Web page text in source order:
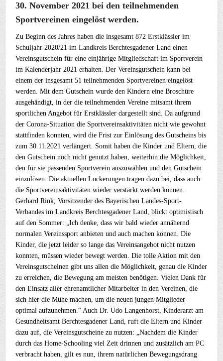
30. November 2021 bei den teilnehmenden
Sportvereinen eingelöst werden.
Zu Beginn des Jahres haben die insgesamt 872 Erstklässler im
Schuljahr 2020/21 im Landkreis Berchtesgadener Land einen
Vereinsgutschein für eine einjährige Mitgliedschaft im Sportverein
im Kalenderjahr 2021 erhalten. Der Vereinsgutschein kann bei
einem der insgesamt 51 teilnehmenden Sportvereinen eingelöst
werden. Mit dem Gutschein wurde den Kindern eine Broschüre
ausgehändigt, in der die teilnehmenden Vereine mitsamt ihrem
sportlichen Angebot für Erstklässler dargestellt sind. Da aufgrund
der Corona-Situation die Sportvereinsaktivitäten nicht wie gewohnt
stattfinden konnten, wird die Frist zur Einlösung des Gutscheins bis
zum 30.11.2021 verlängert. Somit haben die Kinder und Eltern, die
den Gutschein noch nicht genutzt haben, weiterhin die Möglichkeit,
den für sie passenden Sportverein auszuwählen und den Gutschein
einzulösen. Die aktuellen Lockerungen tragen dazu bei, dass auch
die Sportvereinsaktivitäten wieder verstärkt werden können.
Gerhard Rink, Vorsitzender des Bayerischen Landes-Sport-
Verbandes im Landkreis Berchtesgadener Land, blickt optimistisch
auf den Sommer: „Ich denke, dass wir bald wieder annähernd
normalen Vereinssport anbieten und auch machen können. Die
Kinder, die jetzt leider so lange das Vereinsangebot nicht nutzen
konnten, müssen wieder bewegt werden. Die tolle Aktion mit den
Vereinsgutscheinen gibt uns allen die Möglichkeit, genau die Kinder
zu erreichen, die Bewegung am meisten benötigen. Vielen Dank für
den Einsatz aller ehrenamtlicher Mitarbeiter in den Vereinen, die
sich hier die Mühe machen, um die neuen jungen Mitglieder
optimal aufzunehmen.“ Auch Dr. Udo Langenhorst, Kinderarzt am
Gesundheitsamt Berchtesgadener Land, ruft die Eltern und Kinder
dazu auf, die Vereinsgutscheine zu nutzen: „Nachdem die Kinder
durch das Home-Schooling viel Zeit drinnen und zusätzlich am PC
verbracht haben, gilt es nun, ihrem natürlichen Bewegungsdrang